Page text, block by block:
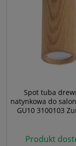
Spot tuba
natynkowa do
GU10 3100103
Produkt